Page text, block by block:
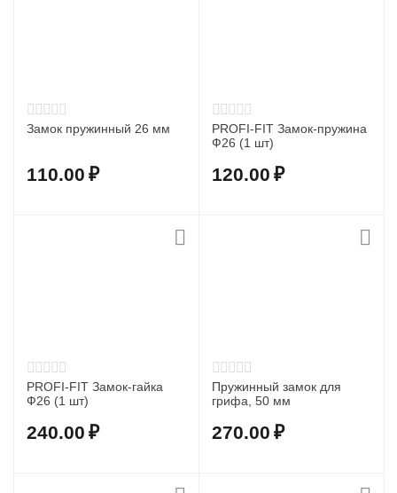
Замок пружинный 26 мм
110.00 ₽
PROFI-FIT Замок-пружина
Ф26 (1 шт)
120.00 ₽
PROFI-FIT Замок-гайка
Ф26 (1 шт)
240.00 ₽
Пружинный замок для
грифа, 50 мм
270.00 ₽